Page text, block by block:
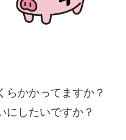
らかかってますか？
にしたいですか？